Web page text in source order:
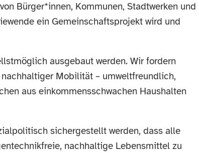
Bürger*innen, Kommunen, Stadtwerken und
ein Gemeinschaftsprojekt wird und
ausgebaut werden. Wir fordern
Mobilität – umweltfreundlich,
aus einkommensschwachen Haushalten
sichergestellt werden, dass alle
nachhaltige Lebensmittel zu